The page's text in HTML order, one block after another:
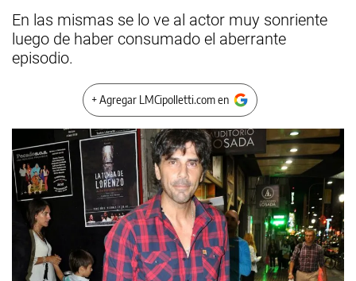
En las mismas se lo ve al actor muy sonriente
luego de haber consumado el aberrante
episodio.
+ Agregar LMCipolletti.com en